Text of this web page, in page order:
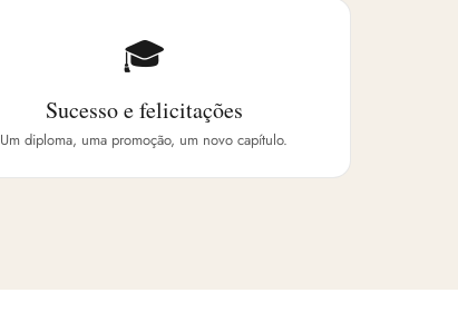
🎓
Sucesso e felicitações
Um diploma, uma promoção, um novo capítulo.